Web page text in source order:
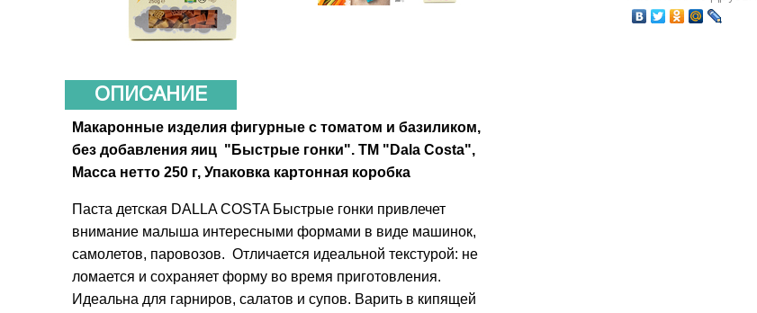
ОПИСАНИЕ
Макаронные изделия фигурные с томатом и базиликом,
без добавления яиц "Быстрые гонки". ТМ "Dala Costa",
Масса нетто 250 г, Упаковка картонная коробка
Паста детская DALLA COSTA Быстрые гонки привлечет
внимание малыша интересными формами в виде машинок,
самолетов, паровозов. Отличается идеальной текстурой: не
ломается и сохраняет форму во время приготовления.
Идеальна для гарниров, салатов и супов. Варить в кипящей